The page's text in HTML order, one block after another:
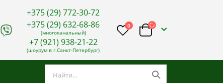
+375 (29) 772-30-72
+375 (29) 632-68-86
(многоканальный)
+7 (921) 938-21-22
(шоурум в г.Санкт-Петербург)
0